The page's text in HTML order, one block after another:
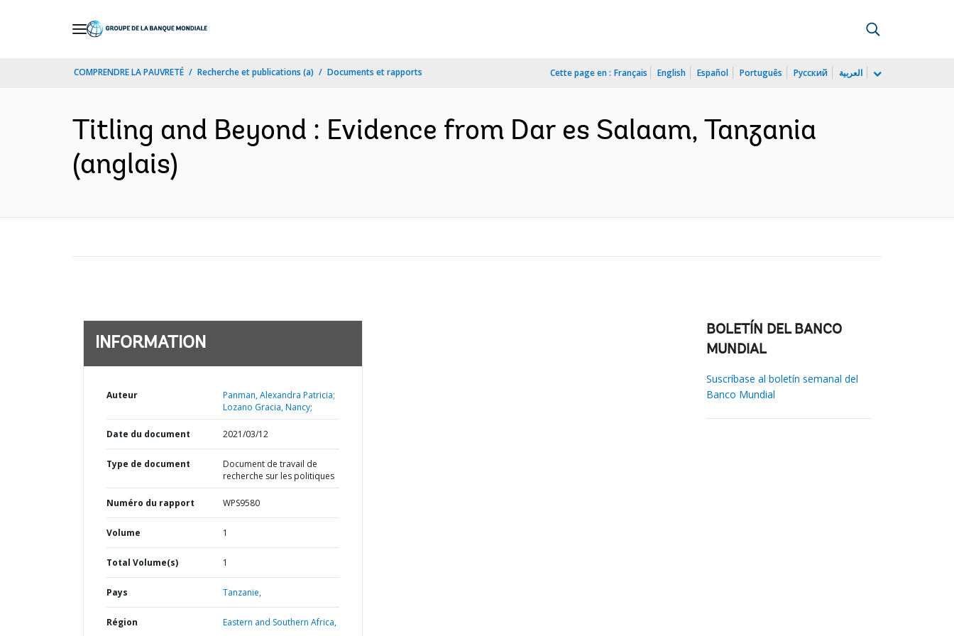
COMPRENDRE LA PAUVRETÉ Recherche et publications (a) Documents et rapports Cette page en : Français English Español Português Русский العربية
Titling and Beyond : Evidence from Dar es Salaam, Tanzania
(anglais)
INFORMATION
Auteur
Panman, Alexandra Patricia;
Lozano Gracia, Nancy;
Date du document 2021/03/12
Type de document
Document de travail de
recherche sur les politiques
Numéro du rapport WPS9580
Volume 1
Total Volume(s) 1
Pays Tanzanie,
Région Eastern and Southern Africa,
BOLETÍN DEL BANCO
MUNDIAL
Suscríbase al boletín semanal del
Banco Mundial